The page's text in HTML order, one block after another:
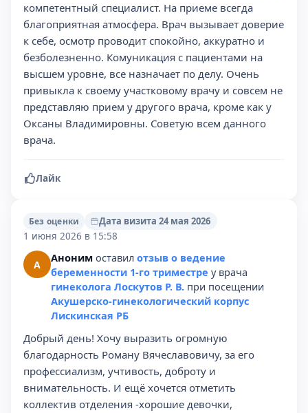
компетентный специалист. На приеме всегда
благоприятная атмосфера. Врач вызывает доверие
к себе, осмотр проводит спокойно, аккуратно и
безболезненно. Комуникация с пациентами на
высшем уровне, все назначает по делу. Очень
привыкла к своему участковому врачу и совсем не
представляю прием у другого врача, кроме как у
Оксаны Владимировны. Советую всем данного
врача.
Лайк
Без оценки
Дата визита 24 мая 2026
1 июня 2026 в 15:58
А Аноним оставил отзыв о ведение
беременности 1-го триместре у врача
гинеколога Лоскутов Р. В. при посещении
Акушерско-гинекологический корпус
Лискинская РБ
Добрый день! Хочу выразить огромную
благодарность Роману Вячеславовичу, за его
профессиализм, учтивость, доброту и
внимательность. И ещё хочется отметить
коллектив отделения -хорошие девочки,